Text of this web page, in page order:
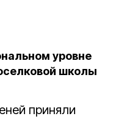
уровне
школы
приняли